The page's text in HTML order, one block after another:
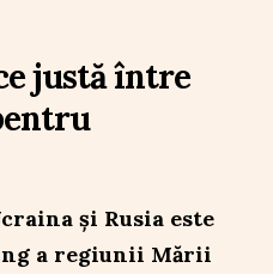
justă între
și Rusia este
a regiunii Mării